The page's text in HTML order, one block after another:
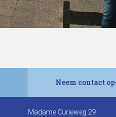
Neem contact op
Madame Curieweg 29